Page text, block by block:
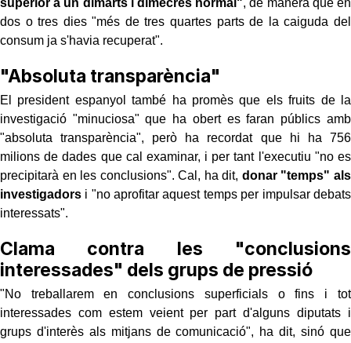
dos o tres dies "més de tres quartes parts de la caiguda del
consum ja s'havia recuperat".
"Absoluta transparència"
El president espanyol també ha promès que els fruits de la
investigació "minuciosa" que ha obert es faran públics amb
"absoluta transparència", però ha recordat que hi ha 756
milions de dades que cal examinar, i per tant l'executiu "no es
precipitarà en les conclusions". Cal, ha dit, donar "temps" als
investigadors i "no aprofitar aquest temps per impulsar debats
interessats".
Clama contra les "conclusions
interessades" dels grups de pressió
"No treballarem en conclusions superficials o fins i tot
interessades com estem veient per part d'alguns diputats i
grups d'interès als mitjans de comunicació", ha dit, sinó que